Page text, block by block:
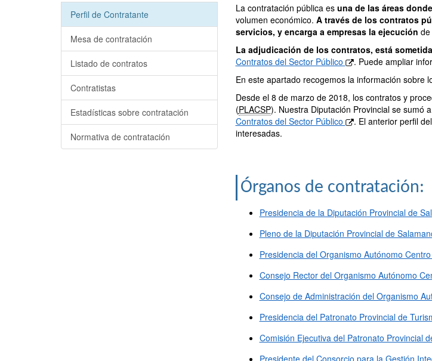
Perfil de Contratante
Mesa de contratación
Listado de contratos
Contratistas
Estadísticas sobre contratación
Normativa de contratación
La contratación pública es una de las áreas
volumen económico. A través de los contratos
servicios, y encarga a empresas la ejecución
La adjudicación de los contratos, está
Contratos del Sector Público
. Puede ampliar
En este apartado recogemos la información sobre
Desde el 8 de marzo de 2018, los contratos y
(PLACSP). Nuestra Diputación Provincial se sumó
Contratos del Sector Público
. El anterior perfil
interesadas.
Órganos de contratación:
Presidencia de la Diputación Provincial de
Pleno de la Diputación Provincial de
Presidencia del Organismo Autónomo
Consejo Rector del Organismo Autónomo
Consejo de Administración del Organismo
Presidencia del Patronato Provincial de
Comisión Ejecutiva del Patronato Provincial
Presidente del Consorcio para la Gestión